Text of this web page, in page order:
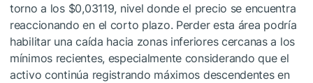
torno a los $0,03119, nivel donde el precio se encuentra
reaccionando en el corto plazo. Perder esta área podría
habilitar una caída hacia zonas inferiores cercanas a los
mínimos recientes, especialmente considerando que el
activo continúa registrando máximos descendentes en